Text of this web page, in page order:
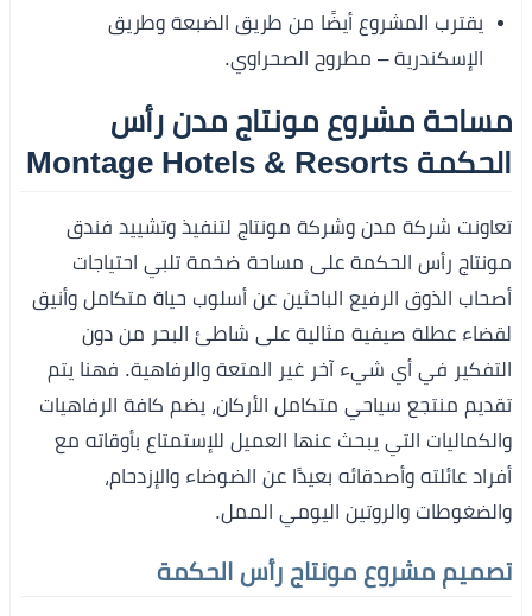
يقترب المشروع أيضًا من طريق الضبعة وطريق
الإسكندرية – مطروح الصحراوي.
مساحة مشروع مونتاج مدن رأس
الحكمة Montage Hotels & Resorts
تعاونت شركة مدن وشركة مونتاج لتنفيذ وتشييد فندق
مونتاج رأس الحكمة على مساحة ضخمة تلبي احتياجات
أصحاب الذوق الرفيع الباحثين عن أسلوب حياة متكامل وأنيق
لقضاء عطلة صيفية مثالية على شاطئ البحر من دون
التفكير في أي شيء آخر غير المتعة والرفاهية. فهنا يتم
تقديم منتجع سياحي متكامل الأركان، يضم كافة الرفاهيات
والكماليات التي يبحث عنها العميل للإستمتاع بأوقاته مع
أفراد عائلته وأصدقائه بعيدًا عن الضوضاء والإزدحام،
والضغوطات والروتين اليومي الممل.
تصميم مشروع مونتاج رأس الحكمة